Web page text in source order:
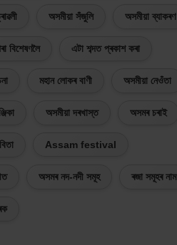
অসমীয়া সঁজুলি অসমীয়া ব্যাকৰণ
বিশেষণলৈ এটা শব্দত প্ৰকাশ কৰা
মহান লোকৰ বাণী অসমীয়া নেওঁতা
অসমীয়া দৰখাস্ত অসমৰ চৰাই
Assam festival
অসমৰ নদ-নদী সমূহ ৰজা সমূহৰ নাম